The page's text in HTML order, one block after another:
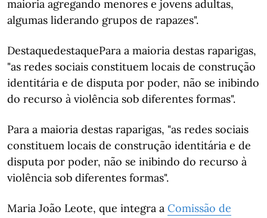
maioria agregando menores e jovens adultas,
algumas liderando grupos de rapazes".
DestaquedestaquePara a maioria destas raparigas,
"as redes sociais constituem locais de construção
identitária e de disputa por poder, não se inibindo
do recurso à violência sob diferentes formas".
Para a maioria destas raparigas, "as redes sociais
constituem locais de construção identitária e de
disputa por poder, não se inibindo do recurso à
violência sob diferentes formas".
Maria João Leote, que integra a Comissão de